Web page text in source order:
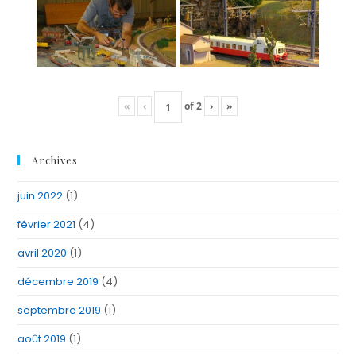
« ‹ of2 › »
Archives
juin 2022 (1)
février 2021 (4)
avril 2020 (1)
décembre 2019 (4)
septembre 2019 (1)
août 2019 (1)